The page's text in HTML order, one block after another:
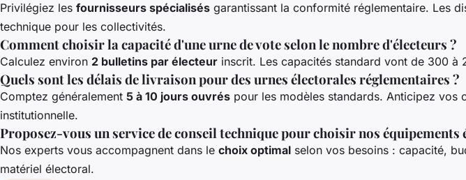
Privilégiez les fournisseurs spécialisés garantissant la conformité réglementaire. Les
technique pour les collectivités.
Comment choisir la capacité d'une urne de vote selon le nombre d'électeurs ?
Calculez environ 2 bulletins par électeur inscrit. Les capacités standard vont de 300 à
Quels sont les délais de livraison pour des urnes électorales réglementaires ?
Comptez généralement 5 à 10 jours ouvrés pour les modèles standards. Anticipez vos
institutionnelle.
Proposez-vous un service de conseil technique pour choisir nos équipements
Nos experts vous accompagnent dans le choix optimal selon vos besoins : capacité,
matériel électoral.